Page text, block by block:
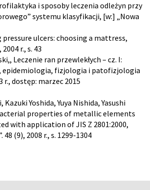
i sposoby leczenia odleżyn przy
systemu klasyfikacji, [w:] „Nowa
pressure ulcers: choosing a mattress,
r., s. 43
Leczenie ran przewlekłych – cz. I:
epidemiologia, fizjologia i patofizjologia
r., dostęp: marzec 2015
Yoshida, Yuya Nishida, Yasushi
properties of metallic elements
with application of JIS Z 2801:2000,
(9), 2008 r., s. 1299-1304